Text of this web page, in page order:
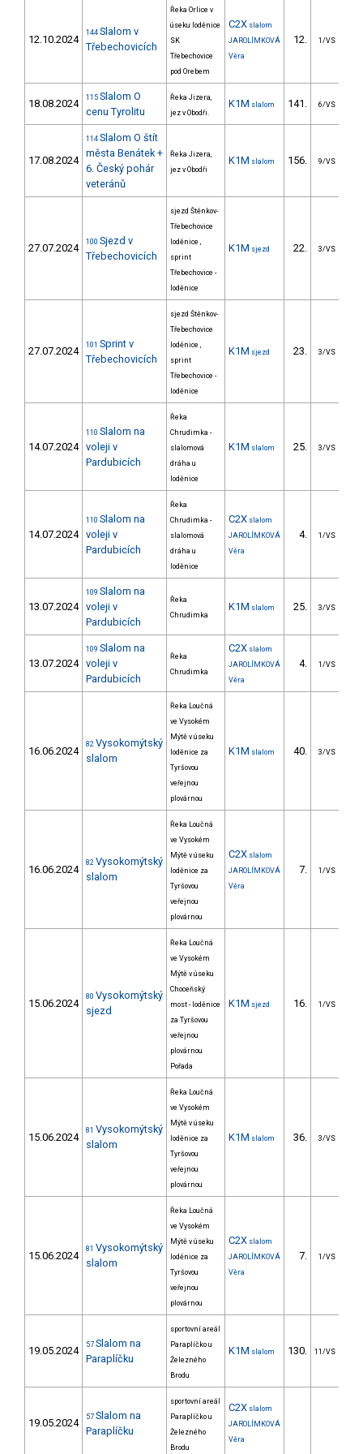
12.10.2024
144 Slalom v
Třebechovicích
Řeka Orlice v
úseku loděnice
SK
Třebechovice
pod Orebem
C2X slalom
JAROLÍMKOVÁ
Věra
12. 1/VS
18.08.2024 115 Slalom O
cenu Tyrolitu
Řeka Jizera,
jez v Obodři.
K1M slalom 141. 6/VS
17.08.2024
114 Slalom O štít
města Benátek +
6. Český pohár
veteránů
Řeka Jizera,
jez v Obodři
K1M slalom 156. 9/VS
27.07.2024 100 Sjezd v
Třebechovicích
sjezd Štěnkov-
Třebechovice
loděnice ,
sprint
Třebechovice -
loděnice
K1M sjezd 22. 3/VS
27.07.2024 101 Sprint v
Třebechovicích
sjezd Štěnkov-
Třebechovice
loděnice ,
sprint
Třebechovice -
loděnice
K1M sjezd 23. 3/VS
14.07.2024
110 Slalom na
voleji v
Pardubicích
Řeka
Chrudimka -
slalomová
dráha u
loděnice
K1M slalom 25. 3/VS
14.07.2024
110 Slalom na
voleji v
Pardubicích
Řeka
Chrudimka -
slalomová
dráha u
loděnice
C2X slalom
JAROLÍMKOVÁ
Věra
4. 1/VS
13.07.2024
109 Slalom na
voleji v
Pardubicích
Řeka
Chrudimka
K1M slalom 25. 3/VS
13.07.2024
109 Slalom na
voleji v
Pardubicích
Řeka
Chrudimka
C2X slalom
JAROLÍMKOVÁ
Věra
4. 1/VS
16.06.2024
82 Vysokomýtský
slalom
Řeka Loučná
ve Vysokém
Mýtě v úseku
loděnice za
Tyršovou
veřejnou
plovárnou
K1M slalom 40. 3/VS
16.06.2024
82 Vysokomýtský
slalom
Řeka Loučná
ve Vysokém
Mýtě v úseku
loděnice za
Tyršovou
veřejnou
plovárnou
C2X slalom
JAROLÍMKOVÁ
Věra
7. 1/VS
15.06.2024
80 Vysokomýtský
sjezd
Řeka Loučná
ve Vysokém
Mýtě v úseku
Choceňský
most - loděnice
za Tyršovou
veřejnou
plovárnou
Pořada
K1M sjezd 16. 1/VS
15.06.2024
81 Vysokomýtský
slalom
Řeka Loučná
ve Vysokém
Mýtě v úseku
loděnice za
Tyršovou
veřejnou
plovárnou
K1M slalom 36. 3/VS
15.06.2024
81 Vysokomýtský
slalom
Řeka Loučná
ve Vysokém
Mýtě v úseku
loděnice za
Tyršovou
veřejnou
plovárnou
C2X slalom
JAROLÍMKOVÁ
Věra
7. 1/VS
19.05.2024 57 Slalom na
Paraplíčku
sportovní areál
Paraplíčko u
Železného
Brodu
K1M slalom 130. 11/VS
19.05.2024 57 Slalom na
Paraplíčku
sportovní areál
Paraplíčko u
Železného
Brodu
C2X slalom
JAROLÍMKOVÁ
Věra